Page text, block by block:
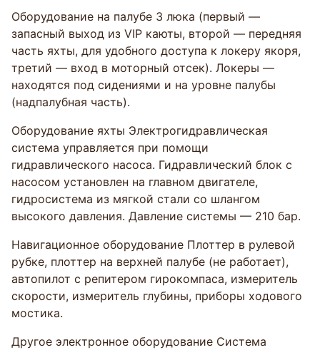
Оборудование на палубе 3 люка (первый —
запасный выход из VIP каюты, второй — передняя
часть яхты, для удобного доступа к локеру якоря,
третий — вход в моторный отсек). Локеры —
находятся под сидениями и на уровне палубы
(надпалубная часть).
Оборудование яхты Электрогидравлическая
система управляется при помощи
гидравлического насоса. Гидравлический блок с
насосом установлен на главном двигателе,
гидросистема из мягкой стали со шлангом
высокого давления. Давление системы — 210 бар.
Навигационное оборудование Плоттер в рулевой
рубке, плоттер на верхней палубе (не работает),
автопилот с репитером гирокомпаса, измеритель
скорости, измеритель глубины, приборы ходового
мостика.
Другое электронное оборудование Система